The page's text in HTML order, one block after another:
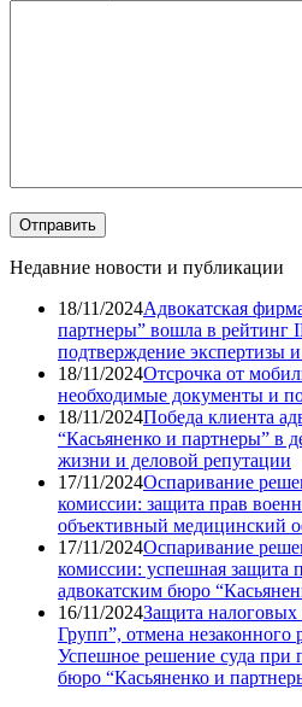
Недавние новости и публикации
18/11/2024Адвокатская
партнеры” вошла в рейтинг
подтверждение экспертизы
18/11/2024Отсрочка от
необходимые документы и
18/11/2024Победа клиента
“Касьяненко и партнеры” в
жизни и деловой репутации
17/11/2024Оспаривание
комиссии: защита прав
объективный медицинский
17/11/2024Оспаривание
комиссии: успешная защита
адвокатским бюро
16/11/2024Защита
Групп”, отмена незаконного
Успешное решение суда при
бюро “Касьяненко и